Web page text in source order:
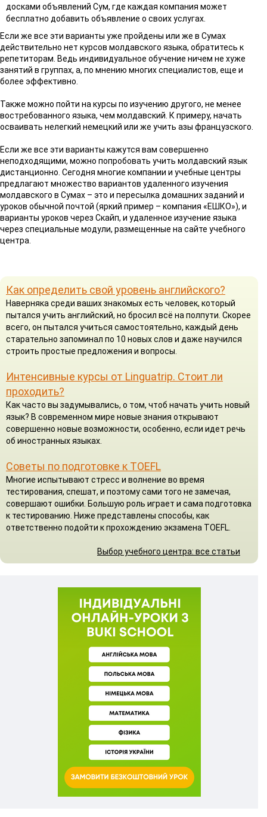
досками объявлений Сум, где каждая компания может
бесплатно добавить объявление о своих услугах.
Если же все эти варианты уже пройдены или же в Сумах
действительно нет курсов молдавского языка, обратитесь к
репетиторам. Ведь индивидуальное обучение ничем не хуже
занятий в группах, а, по мнению многих специалистов, еще и
более эффективно.
Также можно пойти на курсы по изучению другого, не менее
востребованного языка, чем молдавский. К примеру, начать
осваивать нелегкий немецкий или же учить азы французского.
Если же все эти варианты кажутся вам совершенно
неподходящими, можно попробовать учить молдавский язык
дистанционно. Сегодня многие компании и учебные центры
предлагают множество вариантов удаленного изучения
молдавского в Сумах – это и пересылка домашних заданий и
уроков обычной почтой (яркий пример – компания «ЕШКО»), и
варианты уроков через Скайп, и удаленное изучение языка
через специальные модули, размещенные на сайте учебного
центра.
Как определить свой уровень английского?
Наверняка среди ваших знакомых есть человек, который
пытался учить английский, но бросил всё на полпути. Скорее
всего, он пытался учиться самостоятельно, каждый день
старательно запоминал по 10 новых слов и даже научился
строить простые предложения и вопросы.
Интенсивные курсы от Linguatrip. Стоит ли
проходить?
Как часто вы задумывались, о том, чтоб начать учить новый
язык? В современном мире новые знания открывают
совершенно новые возможности, особенно, если идет речь
об иностранных языках.
Советы по подготовке к TOEFL
Многие испытывают стресс и волнение во время
тестирования, спешат, и поэтому сами того не замечая,
совершают ошибки. Большую роль играет и сама подготовка
к тестированию. Ниже представлены способы, как
ответственно подойти к прохождению экзамена TOEFL.
Выбор учебного центра: все статьи